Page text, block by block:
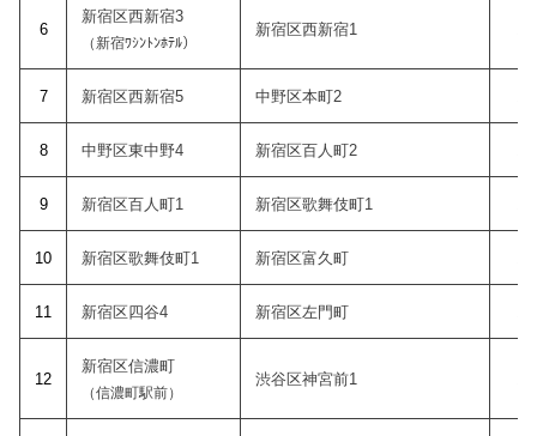
6
新宿区西新宿3
（新宿ﾜｼﾝﾄﾝﾎﾃﾙ）
新宿区西新宿1
7 新宿区西新宿5 中野区本町2
8 中野区東中野4 新宿区百人町2
9 新宿区百人町1 新宿区歌舞伎町1
10 新宿区歌舞伎町1 新宿区富久町
11 新宿区四谷4 新宿区左門町
12
新宿区信濃町
（信濃町駅前）
渋谷区神宮前1